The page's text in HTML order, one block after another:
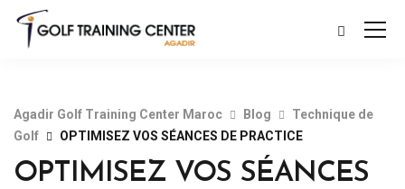
Agadir Golf Training Center Maroc Blog
Technique de
Golf
OPTIMISEZ VOS SÉANCES DE PRACTICE
OPTIMISEZ VOS SÉANCES